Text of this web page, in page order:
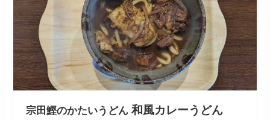
宗田鰹のかたいうどん 和風カレーうどん